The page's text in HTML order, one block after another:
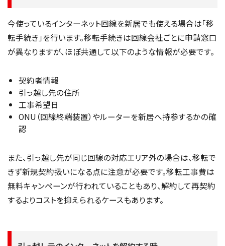
今使っているインターネット回線を新居でも使える場合は「移
転手続き」を行います。移転手続きは回線会社ごとに申請窓口
が異なりますが、ほぼ共通して以下のような情報が必要です。
契約者情報
引っ越し先の住所
工事希望日
ONU（回線終端装置）やルーターを新居へ持参するかの確
認
また、引っ越し先が同じ回線の対応エリア外の場合は、移転で
きず新規契約扱いになる点に注意が必要です。移転工事費は
無料キャンペーンが行われていることもあり、解約して再契約
するよりコストを抑えられるケースもあります。